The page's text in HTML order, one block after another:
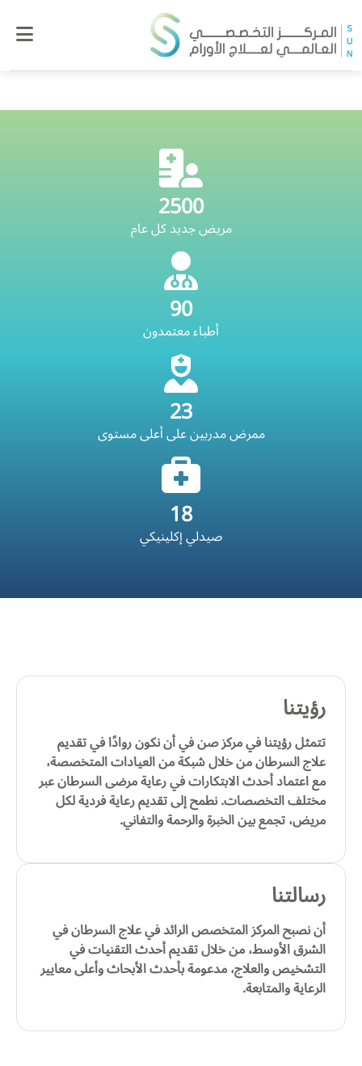
2500
مريض جديد كل عام
90
أطباء معتمدون
23
ممرض مدربين على أعلى مستوى
18
صيدلي إكلينيكي
رؤيتنا
تتمثل رؤيتنا في مركز صن في أن نكون روادًا في تقديم
علاج السرطان من خلال شبكة من العيادات المتخصصة،
مع اعتماد أحدث الابتكارات في رعاية مرضى السرطان عبر
مختلف التخصصات. نطمح إلى تقديم رعاية فردية لكل
مريض، تجمع بين الخبرة والرحمة والتفاني.
رسالتنا
أن نصبح المركز المتخصص الرائد في علاج السرطان في
الشرق الأوسط، من خلال تقديم أحدث التقنيات في
التشخيص والعلاج، مدعومة بأحدث الأبحاث وأعلى معايير
الرعاية والمتابعة.